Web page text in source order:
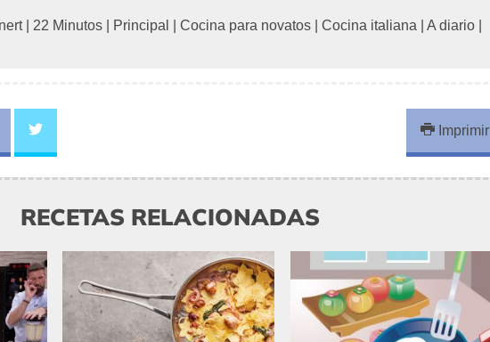
| 22 Minutos Principal Cocina para novatos Cocina italiana A diario
Imprimir
RECETAS RELACIONADAS